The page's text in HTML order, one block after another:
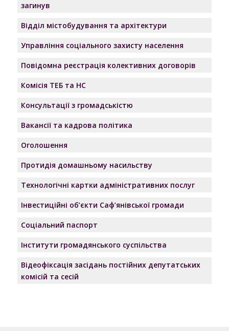
загинув
Відділ містобудування та архітектури
Управління соціального захисту населення
Повідомна реєстрація колективних договорів
Комісія ТЕБ та НС
Консультації з громадськістю
Вакансії та кадрова політика
Оголошення
Протидія домашньому насильству
Технологічні картки адміністративних послуг
Інвестиційні об’єкти Саф’янівської громади
Соціальний паспорт
Інститути громадянського суспільства
Відеофіксація засідань постійних депутатських
комісій та сесій